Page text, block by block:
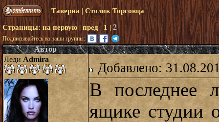
Таверна |Столик Торговца
Страницы: на первую | пред|1 | 2
Подписывайтесь на наши группы:
Автор
Леди Admira
Добавлено:
В последнее
ящике студии